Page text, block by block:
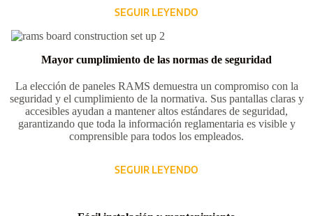
SEGUIR LEYENDO
Mayor cumplimiento de las normas de seguridad
La elección de paneles RAMS demuestra un compromiso con la
seguridad y el cumplimiento de la normativa. Sus pantallas claras y
accesibles ayudan a mantener altos estándares de seguridad,
garantizando que toda la información reglamentaria es visible y
comprensible para todos los empleados.
SEGUIR LEYENDO